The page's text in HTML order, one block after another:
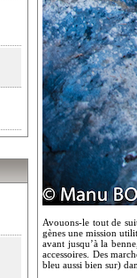
Avouons-le tout de
gènes une mission
avant jusqu’à la
accessoires. Des
bleu aussi bien sur)